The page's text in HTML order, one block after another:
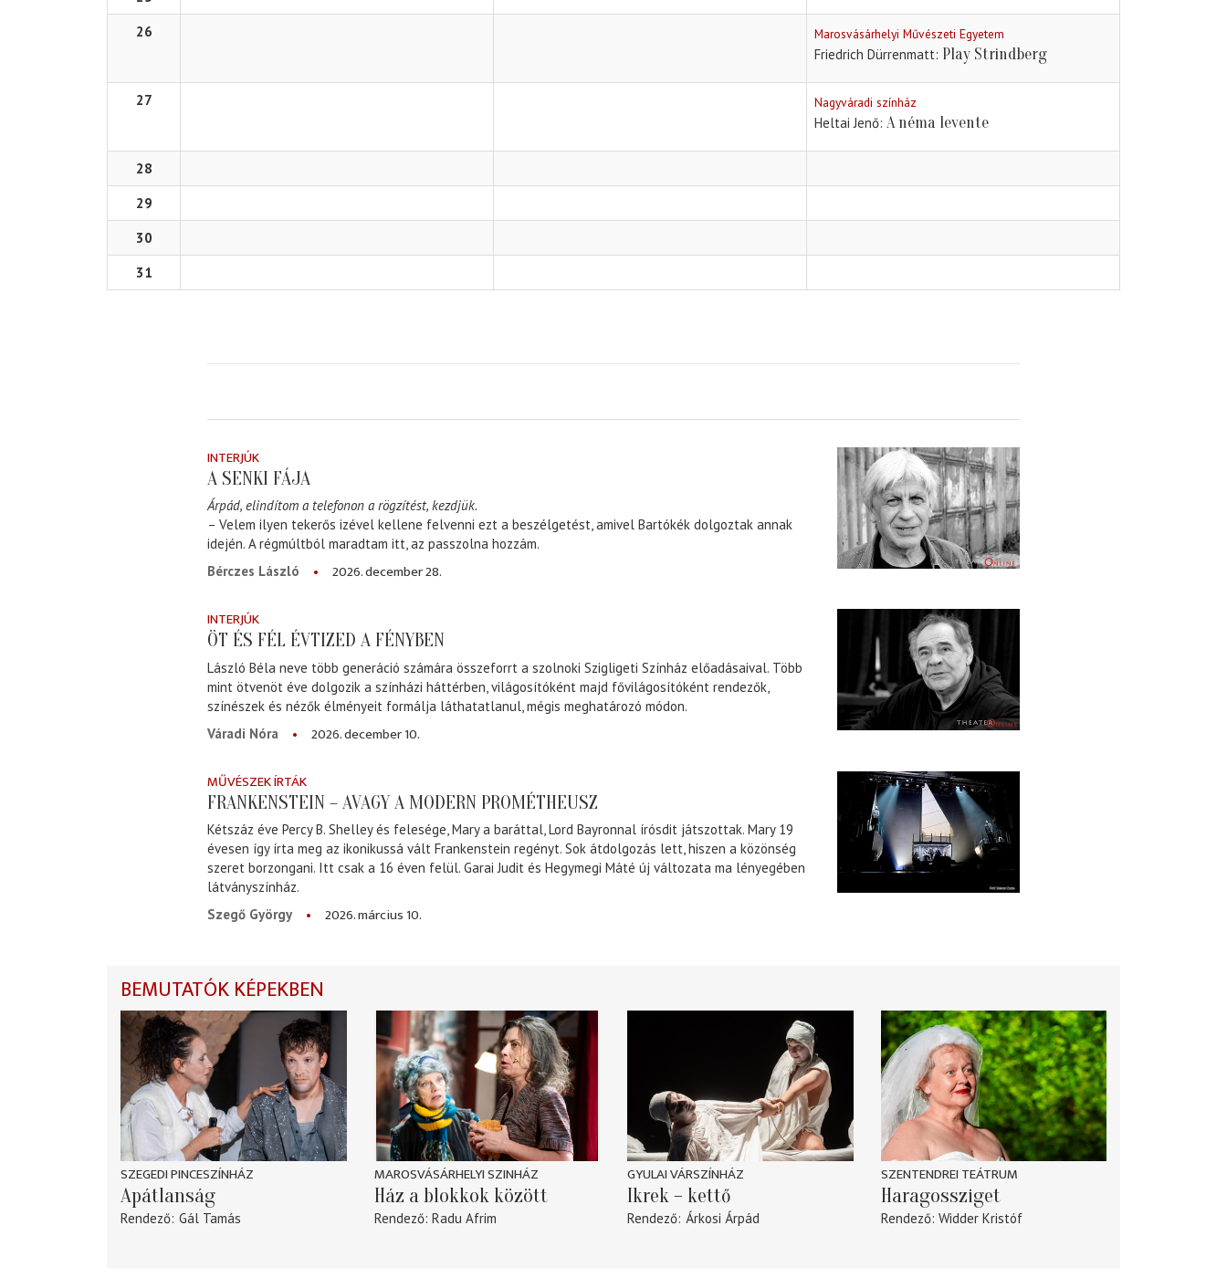
26
Marosvásárhelyi Művészeti Egyetem
Friedrich Dürrenmatt Play Strindberg
27 Nagyváradi színház
Heltai Jenő A néma levente
28
29
30
31
INTERJÚK
A SENKI FÁJA
Árpád, elindítom a telefonon a rögzítést, kezdjük.
– Velem ilyen tekerős izével kellene felvenni ezt a beszélgetést, amivel Bartókék dolgoztak annak
idején. A régmúltból maradtam itt, az passzolna hozzám.
Bérczes László
2026. december 28.
INTERJÚK
ÖT ÉS FÉL ÉVTIZED A FÉNYBEN
László Béla neve több generáció számára összeforrt a szolnoki Szigligeti Színház előadásaival. Több
mint ötvenöt éve dolgozik a színházi háttérben, világosítóként majd fővilágosítóként rendezők,
színészek és nézők élményeit formálja láthatatlanul, mégis meghatározó módon.
Váradi Nóra
2026. december 10.
MŰVÉSZEK ÍRTÁK
FRANKENSTEIN – AVAGY A MODERN PROMÉTHEUSZ
Kétszáz éve Percy B. Shelley és felesége, Mary a baráttal, Lord Bayronnal írósdit játszottak. Mary 19
évesen így írta meg az ikonikussá vált Frankenstein regényt. Sok átdolgozás lett, hiszen a közönség
szeret borzongani. Itt csak a 16 éven felül. Garai Judit és Hegymegi Máté új változata ma lényegében
látványszínház.
Szegő György
2026. március 10.
BEMUTATÓK KÉPEKBEN
SZEGEDI PINCESZÍNHÁZ
Apátlanság
Rendező Gál Tamás
MAROSVÁSÁRHELYI SZINHÁZ
Ház a blokkok között
Rendező Radu Afrim
GYULAI VÁRSZÍNHÁZ
Ikrek – kettő
Rendező Árkosi Árpád
SZENTENDREI TEÁTRUM
Haragossziget
Rendező Widder Kristóf